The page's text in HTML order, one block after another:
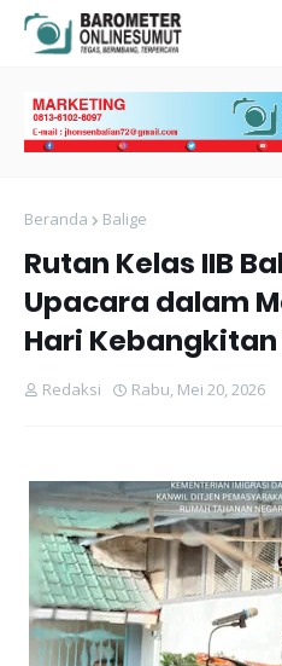
Beranda Balige
Rutan Kelas IIB
Upacara dalam
Hari Kebangkitan
Redaksi Rabu, Mei 20, 2026